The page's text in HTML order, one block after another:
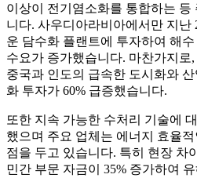
이상이 전기염소화를 통합하는 등
니다. 사우디아라비아에서만 지난
운 담수화 플랜트에 투자하여 해
수요가 증가했습니다. 마찬가지로
중국과 인도의 급속한 도시화와
화 투자가 60% 급증했습니다.
또한 지속 가능한 수처리 기술에
했으며 주요 업체는 에너지 효율
점을 두고 있습니다. 특히 현장 차
민간 부문 자금이 35% 증가하여